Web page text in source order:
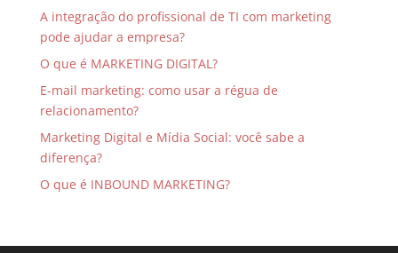
A integração do profissional de TI com marketing
pode ajudar a empresa?
O que é MARKETING DIGITAL?
E-mail marketing: como usar a régua de
relacionamento?
Marketing Digital e Mídia Social: você sabe a
diferença?
O que é INBOUND MARKETING?